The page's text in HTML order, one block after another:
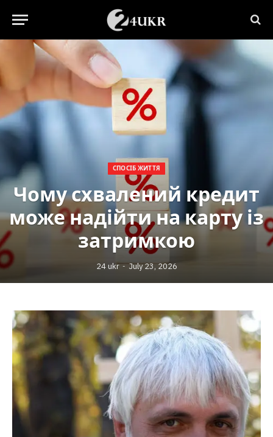
СПОСІБ ЖИТТЯ
Чому схвалений кредит
може надійти на карту із
затримкою
24 ukr July 23, 2026